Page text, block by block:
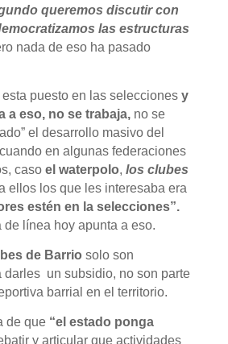
queremos discutir con
las estructuras
nada de eso ha pasado
puesto en las seleccionesy
a eso, no se trabaja,no se
el desarrollo masivo del
en algunas federaciones
caso el waterpolo, los clubes
ellos los que les interesaba era
estén en la selecciones”.
de línea hoy apunta a eso.
de Barrio solo son
darles un subsidio, no son parte
barrial en el territorio.
de que “el estado ponga
y articular que actividades